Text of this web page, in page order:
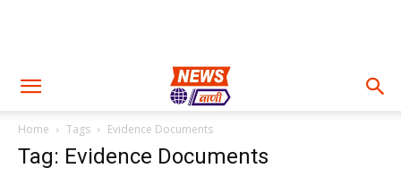
Home Tags Evidence Documents
Tag: Evidence Documents